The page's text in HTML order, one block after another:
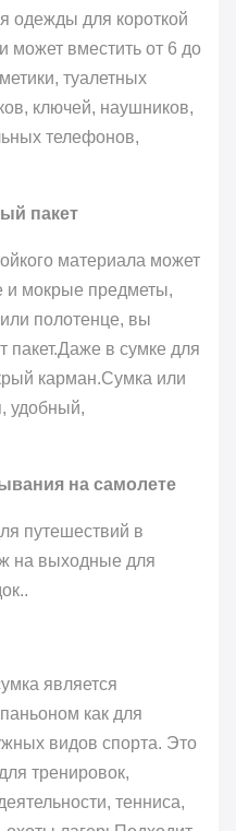
одежды для короткой
может вместить от 6 до
туалетных
ключей, наушников,
телефонов,
пакет
материала может
и мокрые предметы,
полотенце, вы
пакет.Даже в сумке для
карман.Сумка или
удобный,
на самолете
путешествий в
на выходные для
является
как для
видов спорта. Это
тренировок,
тенниса,